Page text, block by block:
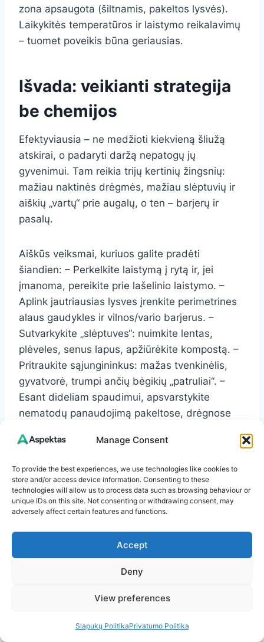
Manage Consent
To provide the best experiences, we use technologies like cookies to
store and/or access device information. Consenting to these
technologies will allow us to process data such as browsing behaviour or
unique IDs on this site. Not consenting or withdrawing consent, may
adversely affect certain features and functions.
Accept
Deny
View preferences
Slapukų PolitikaPrivatumo Politika
zona apsaugota (šiltnamis, pakeltos lysvės).
Laikykitės temperatūros ir laistymo reikalavimų
– tuomet poveikis būna geriausias.
Išvada: veikianti strategija
be chemijos
Efektyviausia – ne medžioti kiekvieną šliužą
atskirai, o padaryti daržą nepatogų jų
gyvenimui. Tam reikia trijų kertinių žingsnių:
mažiau naktinės drėgmės, mažiau slėptuvių ir
aiškių „vartų“ prie augalų, o ten – barjerų ir
pasalų.
Aiškūs veiksmai, kuriuos galite pradėti
šiandien: – Perkelkite laistymą į rytą ir, jei
įmanoma, pereikite prie lašelinio laistymo. –
Aplink jautriausias lysves įrenkite perimetrines
alaus gaudykles ir vilnos/vario barjerus. –
Sutvarkykite „slėptuves“: nuimkite lentas,
plėveles, senus lapus, apžiūrėkite kompostą. –
Pritraukite sąjungininkus: mažas tvenkinėlis,
gyvatvorė, trumpi ančių bėgikių „patruliai“. –
Esant dideliam spaudimui, apsvarstykite
nematodų panaudojimą pakeltose, drėgnose
Papildoma pastaba apie alternatyvas: kai kurie
sodininkai, nepaisant „be chemijos“ principo,
kraštutiniu atveju renkasi ekologiškai
patvirtintus sprendimus, pvz., geležies fosfato
pakuotės nurodymus ir tik kaip priemonę
sistemoje, o ne pagrindinį metodą.
Šių žingsnių derinys ne tik apsaugos dabartinį
populiaciją jūsų sklype. Rezultatas – ramios